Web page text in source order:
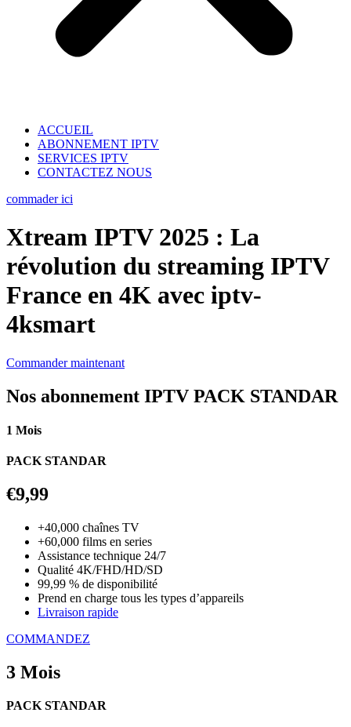
ACCUEIL
ABONNEMENT IPTV
SERVICES IPTV
CONTACTEZ NOUS
commader ici
Xtream IPTV 2025 : La
révolution du streaming IPTV
France en 4K avec iptv-
4ksmart
Commander maintenant
Nos abonnement IPTV PACK STANDAR
1 Mois
PACK STANDAR
€9,99
+40,000 chaînes TV
+60,000 films en series
Assistance technique 24/7
Qualité 4K/FHD/HD/SD
99,99 % de disponibilité
Prend en charge tous les types d’appareils
Livraison rapide
COMMANDEZ
3 Mois
PACK STANDAR